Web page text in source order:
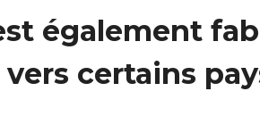
également
certains